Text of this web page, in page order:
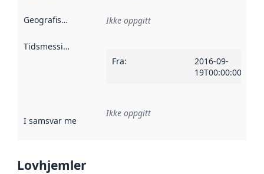
Geografisk avgrensning :
Ikke oppgitt
Tidsmessig avgrensning
Fra:
2016-09-
19T00:00:00Z
I samsvar med Referanse til en implementasjonsregel
Ikke oppgitt
Lovhjemler